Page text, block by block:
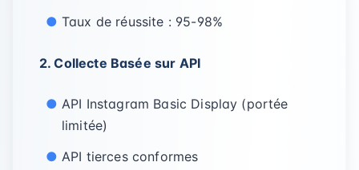
Taux de réussite : 95-98%
2. Collecte Basée sur API
API Instagram Basic Display (portée
limitée)
API tierces conformes